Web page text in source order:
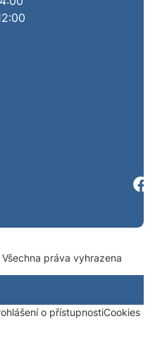
Všechna práva vyhrazena
o přístupnostiCookies